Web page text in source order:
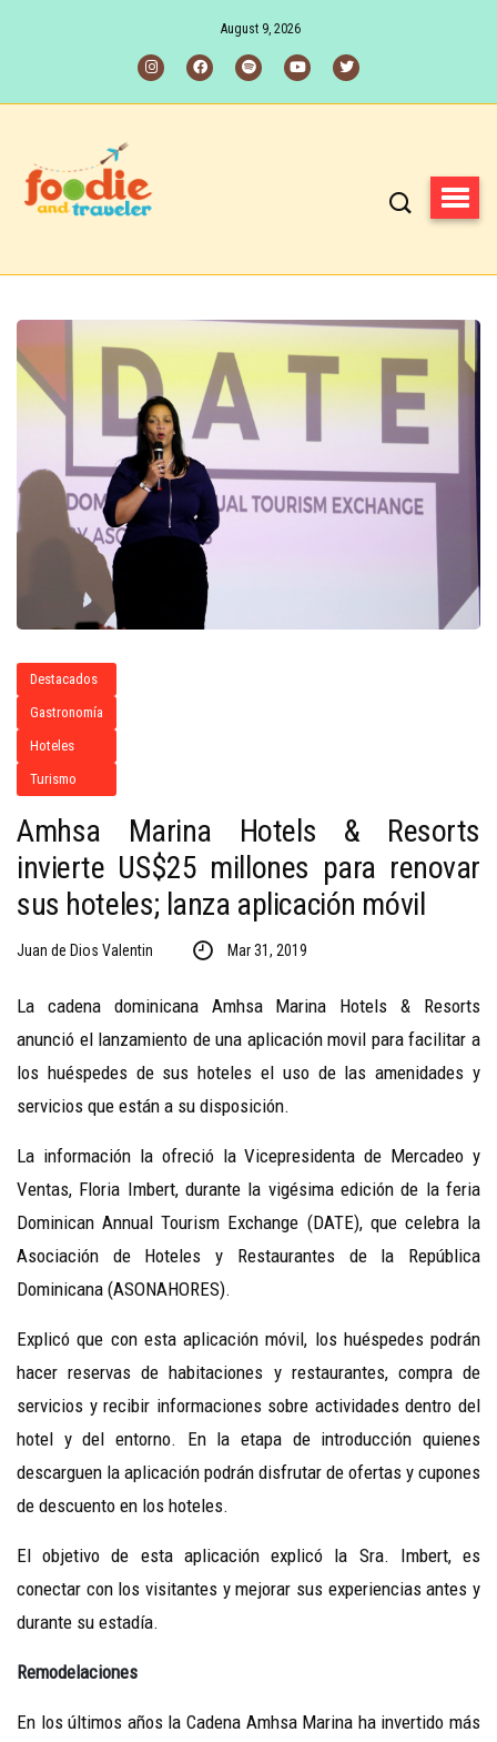
August 9, 2026
Destacados
Gastronomía
Hoteles
Turismo
Amhsa Marina Hotels & Resorts
invierte US$25 millones para renovar
sus hoteles; lanza aplicación móvil
Juan de Dios Valentin Mar 31, 2019
La cadena dominicana Amhsa Marina Hotels & Resorts
anunció el lanzamiento de una aplicación movil para facilitar a
los huéspedes de sus hoteles el uso de las amenidades y
servicios que están a su disposición.
La información la ofreció la Vicepresidenta de Mercadeo y
Ventas, Floria Imbert, durante la vigésima edición de la feria
Dominican Annual Tourism Exchange (DATE), que celebra la
Asociación de Hoteles y Restaurantes de la República
Dominicana (ASONAHORES).
Explicó que con esta aplicación móvil, los huéspedes podrán
hacer reservas de habitaciones y restaurantes, compra de
servicios y recibir informaciones sobre actividades dentro del
hotel y del entorno. En la etapa de introducción quienes
descarguen la aplicación podrán disfrutar de ofertas y cupones
de descuento en los hoteles.
El objetivo de esta aplicación explicó la Sra. Imbert, es
conectar con los visitantes y mejorar sus experiencias antes y
durante su estadía.
Remodelaciones
En los últimos años la Cadena Amhsa Marina ha invertido más